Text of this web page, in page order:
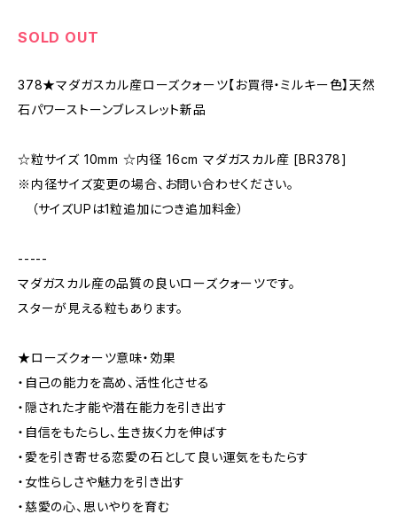
SOLD OUT
378★マダガスカル産ローズクォーツ【お買得・ミルキー色】天然
石パワーストーンブレスレット新品
☆粒サイズ 10mm ☆内径 16cm マダガスカル産 [BR378]
※内径サイズ変更の場合、お問い合わせください。
（サイズUPは1粒追加につき追加料金）
-----
マダガスカル産の品質の良いローズクォーツです。
スターが見える粒もあります。
★ローズクォーツ意味・効果
・自己の能力を高め、活性化させる
・隠された才能や潜在能力を引き出す
・自信をもたらし、生き抜く力を伸ばす
・愛を引き寄せる恋愛の石として良い運気をもたらす
・女性らしさや魅力を引き出す
・慈愛の心、思いやりを育む